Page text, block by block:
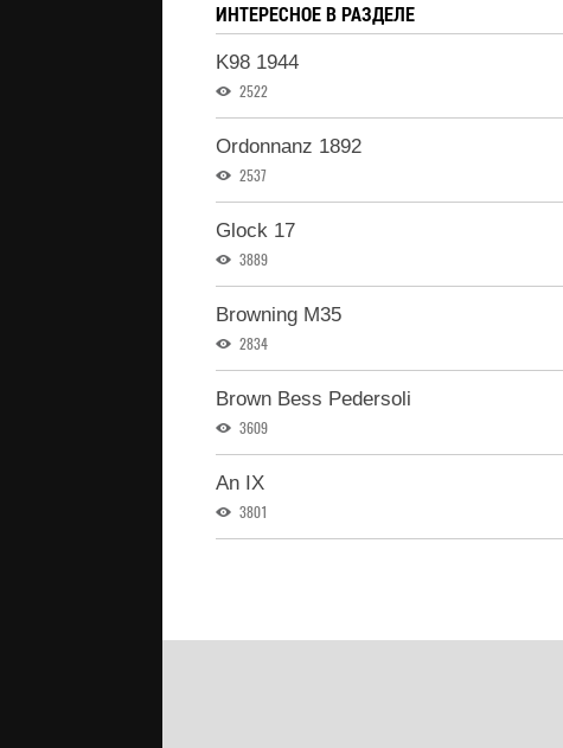
ИНТЕРЕСНОЕ В РАЗДЕЛЕ
K98 1944
2522
Ordonnanz 1892
2537
Glock 17
3889
Browning M35
2834
Brown Bess Pedersoli
3609
An IX
3801